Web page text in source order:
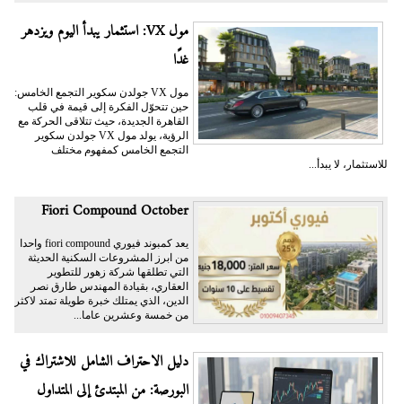
مول VX: استثمار يبدأ اليوم ويزدهر
غدًا
مول VX جولدن سكوير التجمع الخامس:
حين تتحوّل الفكرة إلى قيمة في قلب
القاهرة الجديدة، حيث تتلاقى الحركة مع
الرؤية، يولد مول VX جولدن سكوير
التجمع الخامس كمفهوم مختلف
للاستثمار، لا يبدأ...
Fiori Compound October
يعد كمبوند فيوري fiori compound واحدا
من ابرز المشروعات السكنية الحديثة
التي تطلقها شركة زهور للتطوير
العقاري، بقيادة المهندس طارق نصر
الدين، الذي يمتلك خبرة طويلة تمتد لاكثر
من خمسة وعشرين عاما...
دليل الاحتراف الشامل للاشتراك في
البورصة: من المبتدئ إلى المتداول